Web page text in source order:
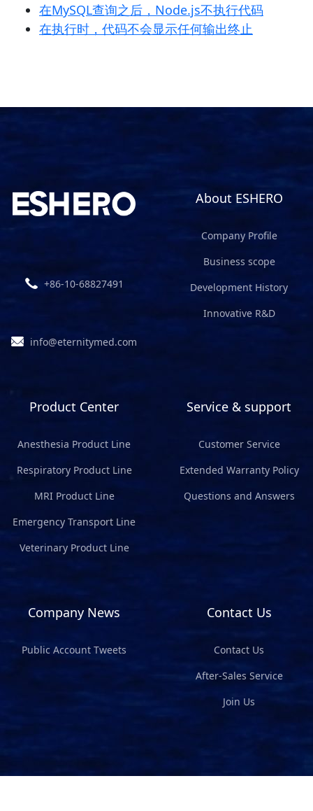
在MySQL查询之后，Node.js不执行代码
在执行时，代码不会显示任何输出终止
+86-10-68827491
info@eternitymed.com
About ESHERO
Company Profile
Business scope
Development History
Innovative R&D
Product Center
Anesthesia Product Line
Respiratory Product Line
MRI Product Line
Emergency Transport Line
Veterinary Product Line
Service & support
Customer Service
Extended Warranty Policy
Questions and Answers
Company News
Public Account Tweets
Contact Us
Contact Us
After-Sales Service
Join Us